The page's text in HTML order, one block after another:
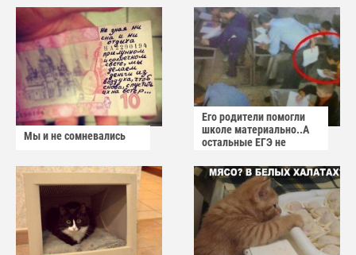
Мы и не сомневались
Его родители помогли
школе материально..А
остальные ЕГЭ не